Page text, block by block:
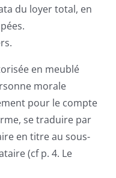
du loyer total, en
en meublé
morale
pour le compte
se traduire par
en titre au sous-
(cf p. 4. Le